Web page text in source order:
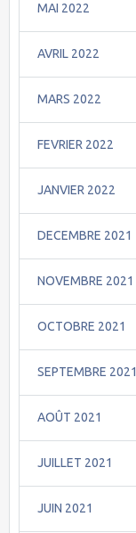
MAI 2022
AVRIL 2022
MARS 2022
FEVRIER 2022
JANVIER 2022
DECEMBRE 2021
NOVEMBRE 2021
OCTOBRE 2021
SEPTEMBRE 2021
AOÛT 2021
JUILLET 2021
JUIN 2021